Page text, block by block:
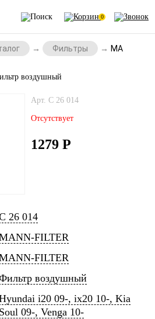
0
Фильтры MANN-
воздушный
Арт. C 26 014
Отсутствует
1279 Р
26 014
FILTER
FILTER
воздушный
i20 09-, ix20 10-, Kia
Soul 09-, Venga 10-